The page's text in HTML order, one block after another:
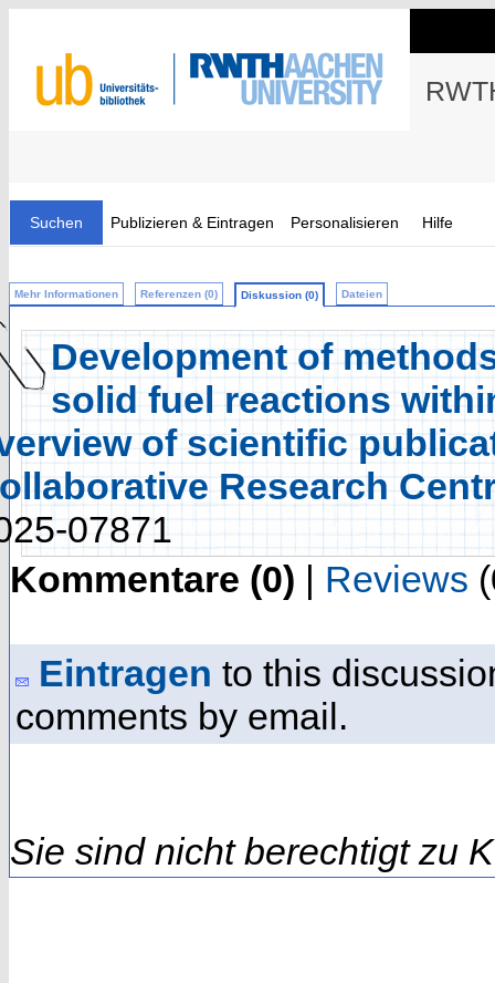
Suchen Publizieren & Eintragen Personalisieren Hilfe
Mehr Informationen Referenzen (0) Diskussion (0) Dateien
Development of
solid fuel reactions
of scientific
Research
07871
Kommentare (0) | Reviews
Eintragen to this
comments by email.
Sie sind nicht berechtigt zu